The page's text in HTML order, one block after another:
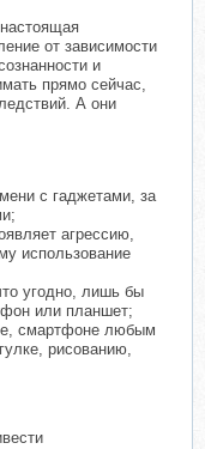
от зависимости
и
прямо сейчас,
А они
с гаджетами, за
агрессию,
использование
угодно, лишь бы
или планшет;
смартфоне любым
рисованию,